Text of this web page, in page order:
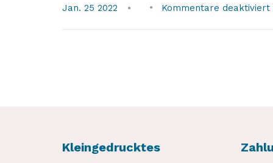
Jan. 25 2022 Kommentare deaktiviert
Kleingedrucktes